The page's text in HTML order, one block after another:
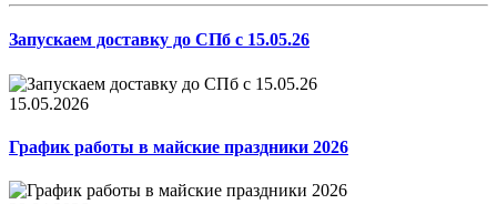
Запускаем доставку до СПб с 15.05.26
15.05.2026
График работы в майские праздники 2026